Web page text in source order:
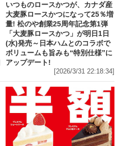
いつものロースかつが、カナダ産
大麦豚ロースかつになって25％増
量! 松のや創業25周年記念第1弾
「大麦豚ロースかつ」が明日1日
(水)発売～日本ハムとのコラボで
ボリュームも旨みも“特別仕様”に
アップデート!
[2026/3/31 22:18:34]